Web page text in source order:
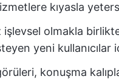
kıyasla
işlevsel olmakla
yeni kullanıcılar
konuşma